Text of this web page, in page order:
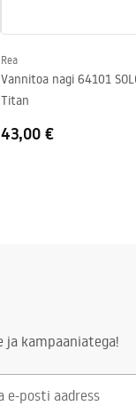
Rea
Vannitoa nagi 64101
Titan
43,00 €
ja kampaaniatega!